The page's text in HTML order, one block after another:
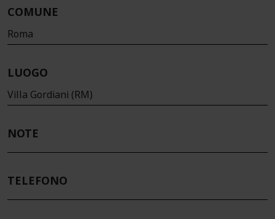
COMUNE
Roma
LUOGO
Villa Gordiani (RM)
NOTE
TELEFONO